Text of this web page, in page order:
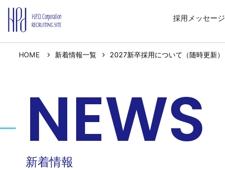
採用メッセージ
HOME 新着情報一覧 2027新卒採用について（随時更新）
NEWS
新着情報